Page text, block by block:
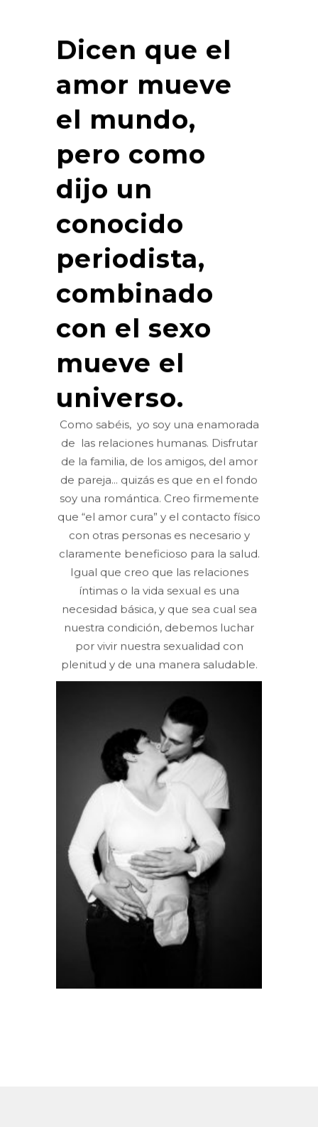
Dicen que el
amor mueve
el mundo,
pero como
dijo un
conocido
periodista,
combinado
con el sexo
mueve el
universo.
Como sabéis, yo soy una enamorada
de las relaciones humanas. Disfrutar
de la familia, de los amigos, del amor
de pareja... quizás es que en el fondo
soy una romántica. Creo firmemente
que “el amor cura” y el contacto físico
con otras personas es necesario y
claramente beneficioso para la salud.
Igual que creo que las relaciones
íntimas o la vida sexual es una
necesidad básica, y que sea cual sea
nuestra condición, debemos luchar
por vivir nuestra sexualidad con
plenitud y de una manera saludable.